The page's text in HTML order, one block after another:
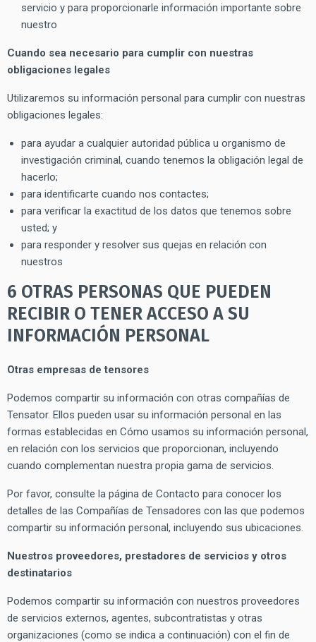
servicio y para proporcionarle información importante sobre
nuestro
Cuando sea necesario para cumplir con nuestras
obligaciones legales
Utilizaremos su información personal para cumplir con nuestras
obligaciones legales:
para ayudar a cualquier autoridad pública u organismo de
investigación criminal, cuando tenemos la obligación legal de
hacerlo;
para identificarte cuando nos contactes;
para verificar la exactitud de los datos que tenemos sobre
usted; y
para responder y resolver sus quejas en relación con
nuestros
6 OTRAS PERSONAS QUE PUEDEN
RECIBIR O TENER ACCESO A SU
INFORMACIÓN PERSONAL
Otras empresas de tensores
Podemos compartir su información con otras compañías de
Tensator. Ellos pueden usar su información personal en las
formas establecidas en Cómo usamos su información personal,
en relación con los servicios que proporcionan, incluyendo
cuando complementan nuestra propia gama de servicios.
Por favor, consulte la página de Contacto para conocer los
detalles de las Compañías de Tensadores con las que podemos
compartir su información personal, incluyendo sus ubicaciones.
Nuestros proveedores, prestadores de servicios y otros
destinatarios
Podemos compartir su información con nuestros proveedores
de servicios externos, agentes, subcontratistas y otras
organizaciones (como se indica a continuación) con el fin de